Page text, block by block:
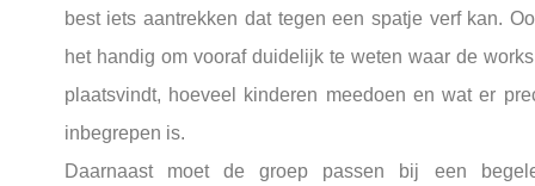
best iets aantrekken dat tegen een spatje verf kan.
het handig om vooraf duidelijk te weten waar de
plaatsvindt, hoeveel kinderen meedoen en wat er
inbegrepen is.
Daarnaast moet de groep passen bij een